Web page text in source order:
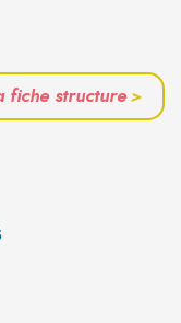
fiche structure>